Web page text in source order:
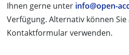
Ihnen gerne unter info@open-
Verfügung. Alternativ können
Kontaktformular verwenden.